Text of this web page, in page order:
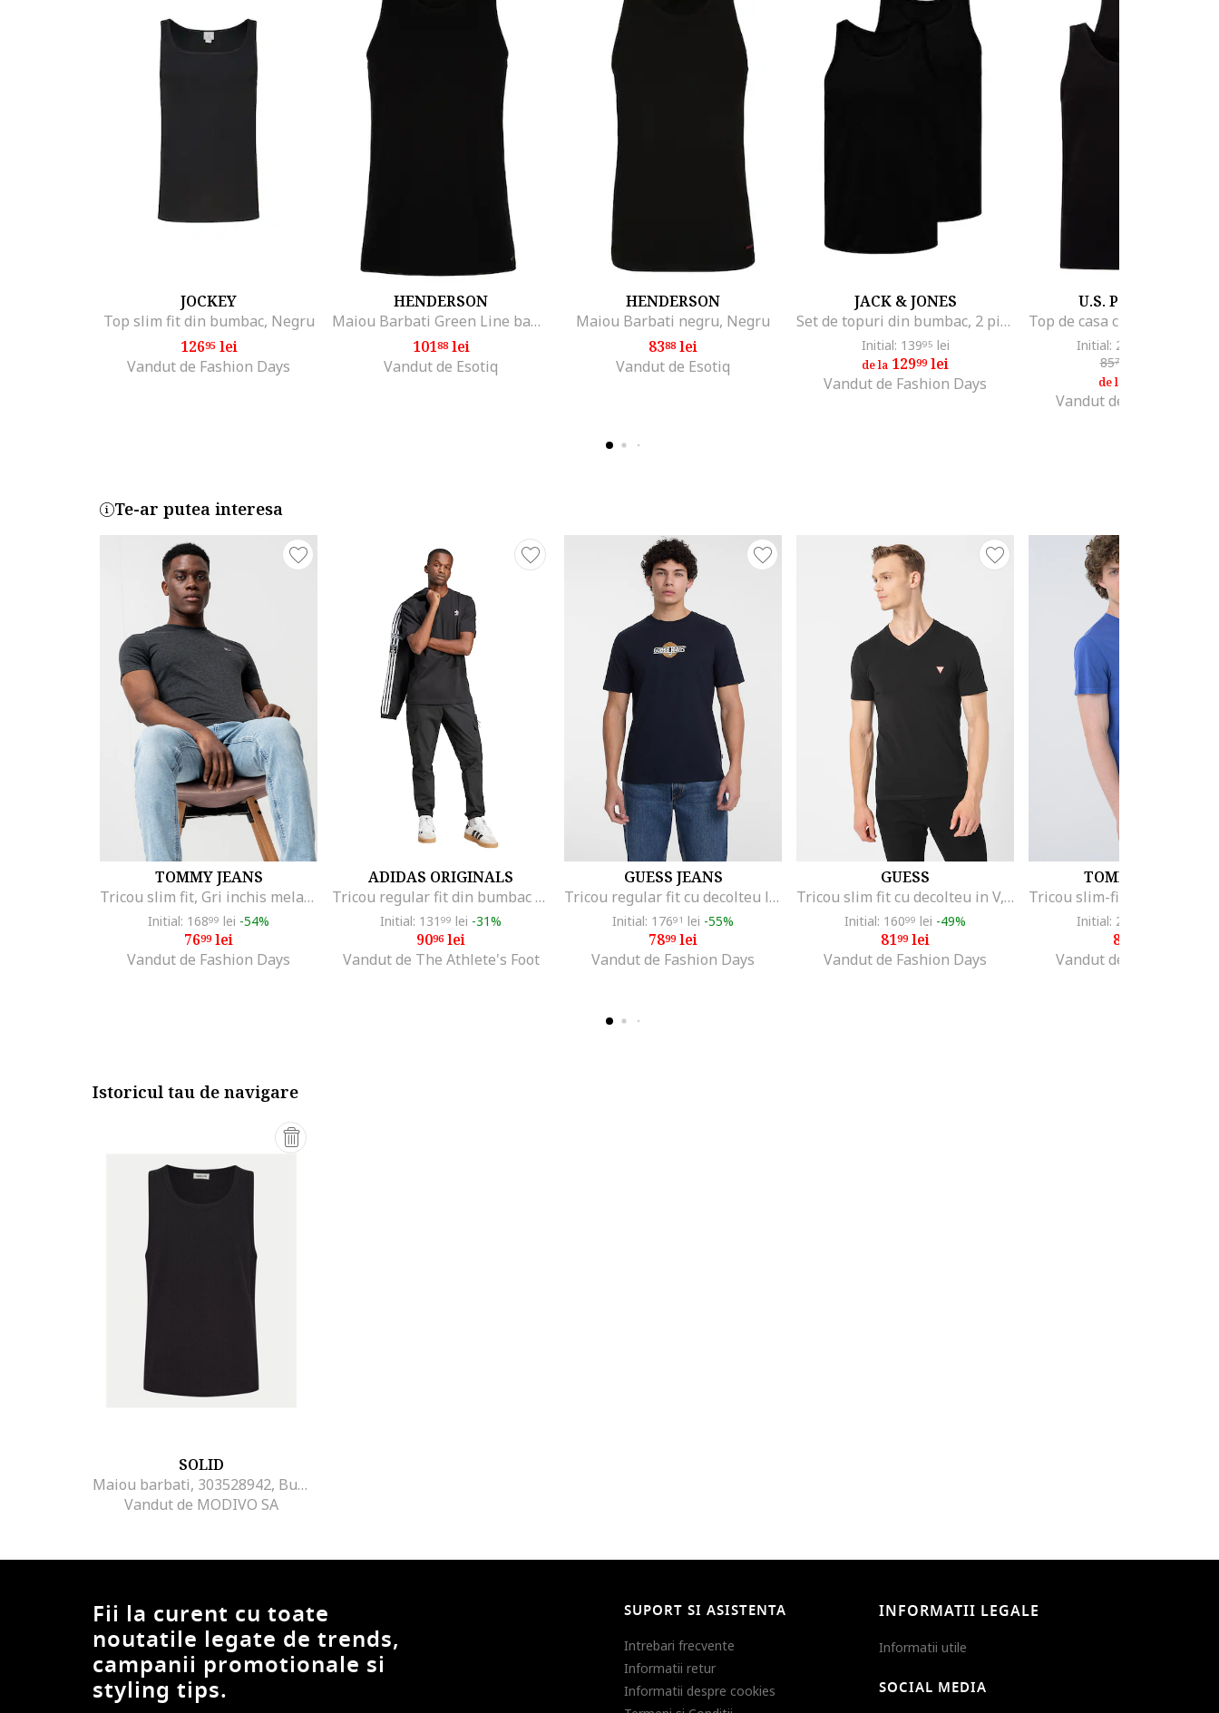
JOCKEY
Top slim fit din bumbac, Negru
12695lei
Vandut de Fashion Days
HENDERSON
Maiou Barbati Green Line bambus negru, Negru
10188lei
Vandut de Esotiq
HENDERSON
Maiou Barbati negru, Negru
8388 lei
Vandut de Esotiq
JACK & JONES
Set de topuri din bumbac, 2 piese, Negru
Initial: 13995 lei
de la 12999lei
Vandut de Fashion Days
U.S. POLO ASSN.
Initial: 259
8572
de la
Vandut de Fashion Days
Te-ar putea interesa
TOMMY JEANS
Tricou slim fit, Gri inchis melange
Initial: 16899 lei -54%
7699lei
Vandut de Fashion Days
ADIDAS ORIGINALS
Tricou regular fit din bumbac Trefoil, Negru
Initial: 131 99 lei -31%
9096lei
Vandut de The Athlete's Foot
GUESS JEANS
Tricou regular fit cu decolteu la baza gatului, Albastru ultramarin
Initial: 17691 lei -55%
7899lei
Vandut de Fashion Days
GUESS
Tricou slim fit cu decolteu in V, Negru carbon
Initial: 16099 lei -49%
8199lei
Vandut de Fashion Days
TOMMY JEANS
Initial: 211
86
Vandut de Fashion Days
Istoricul tau de navigare
SOLID
Maiou barbati, 303528942, Bumbac, 2XL INTL, Negru
Vandut de MODIVO SA
Fii la curent cu toate
noutatile legate de trends,
campanii promotionale si
styling tips.
SUPORT SI ASISTENTA
Intrebari frecvente
Informatii retur
Informatii despre cookies
INFORMATII LEGALE
Informatii utile
SOCIAL MEDIA